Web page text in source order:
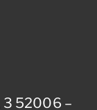
3 52006 –